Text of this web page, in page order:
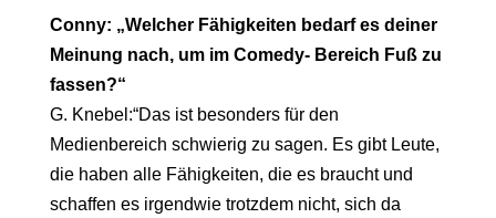
Conny: „Welcher Fähigkeiten bedarf es deiner
Meinung nach, um im Comedy- Bereich Fuß zu
fassen?“
G. Knebel:“Das ist besonders für den
Medienbereich schwierig zu sagen. Es gibt Leute,
die haben alle Fähigkeiten, die es braucht und
schaffen es irgendwie trotzdem nicht, sich da